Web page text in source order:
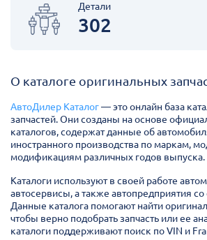
Детали
302
О каталоге оригинальных
АвтоДилер Каталог— это онлайн база
запчастей. Они созданы на основе
каталогов, содержат данные об
иностранного производства по маркам,
модификациям различных годов выпуска.
Каталоги используют в своей работе
автосервисы, а также автопредприятия
Данные каталога помогают найти
чтобы верно подобрать запчасть или ее
каталоги поддерживают поиск по VIN и